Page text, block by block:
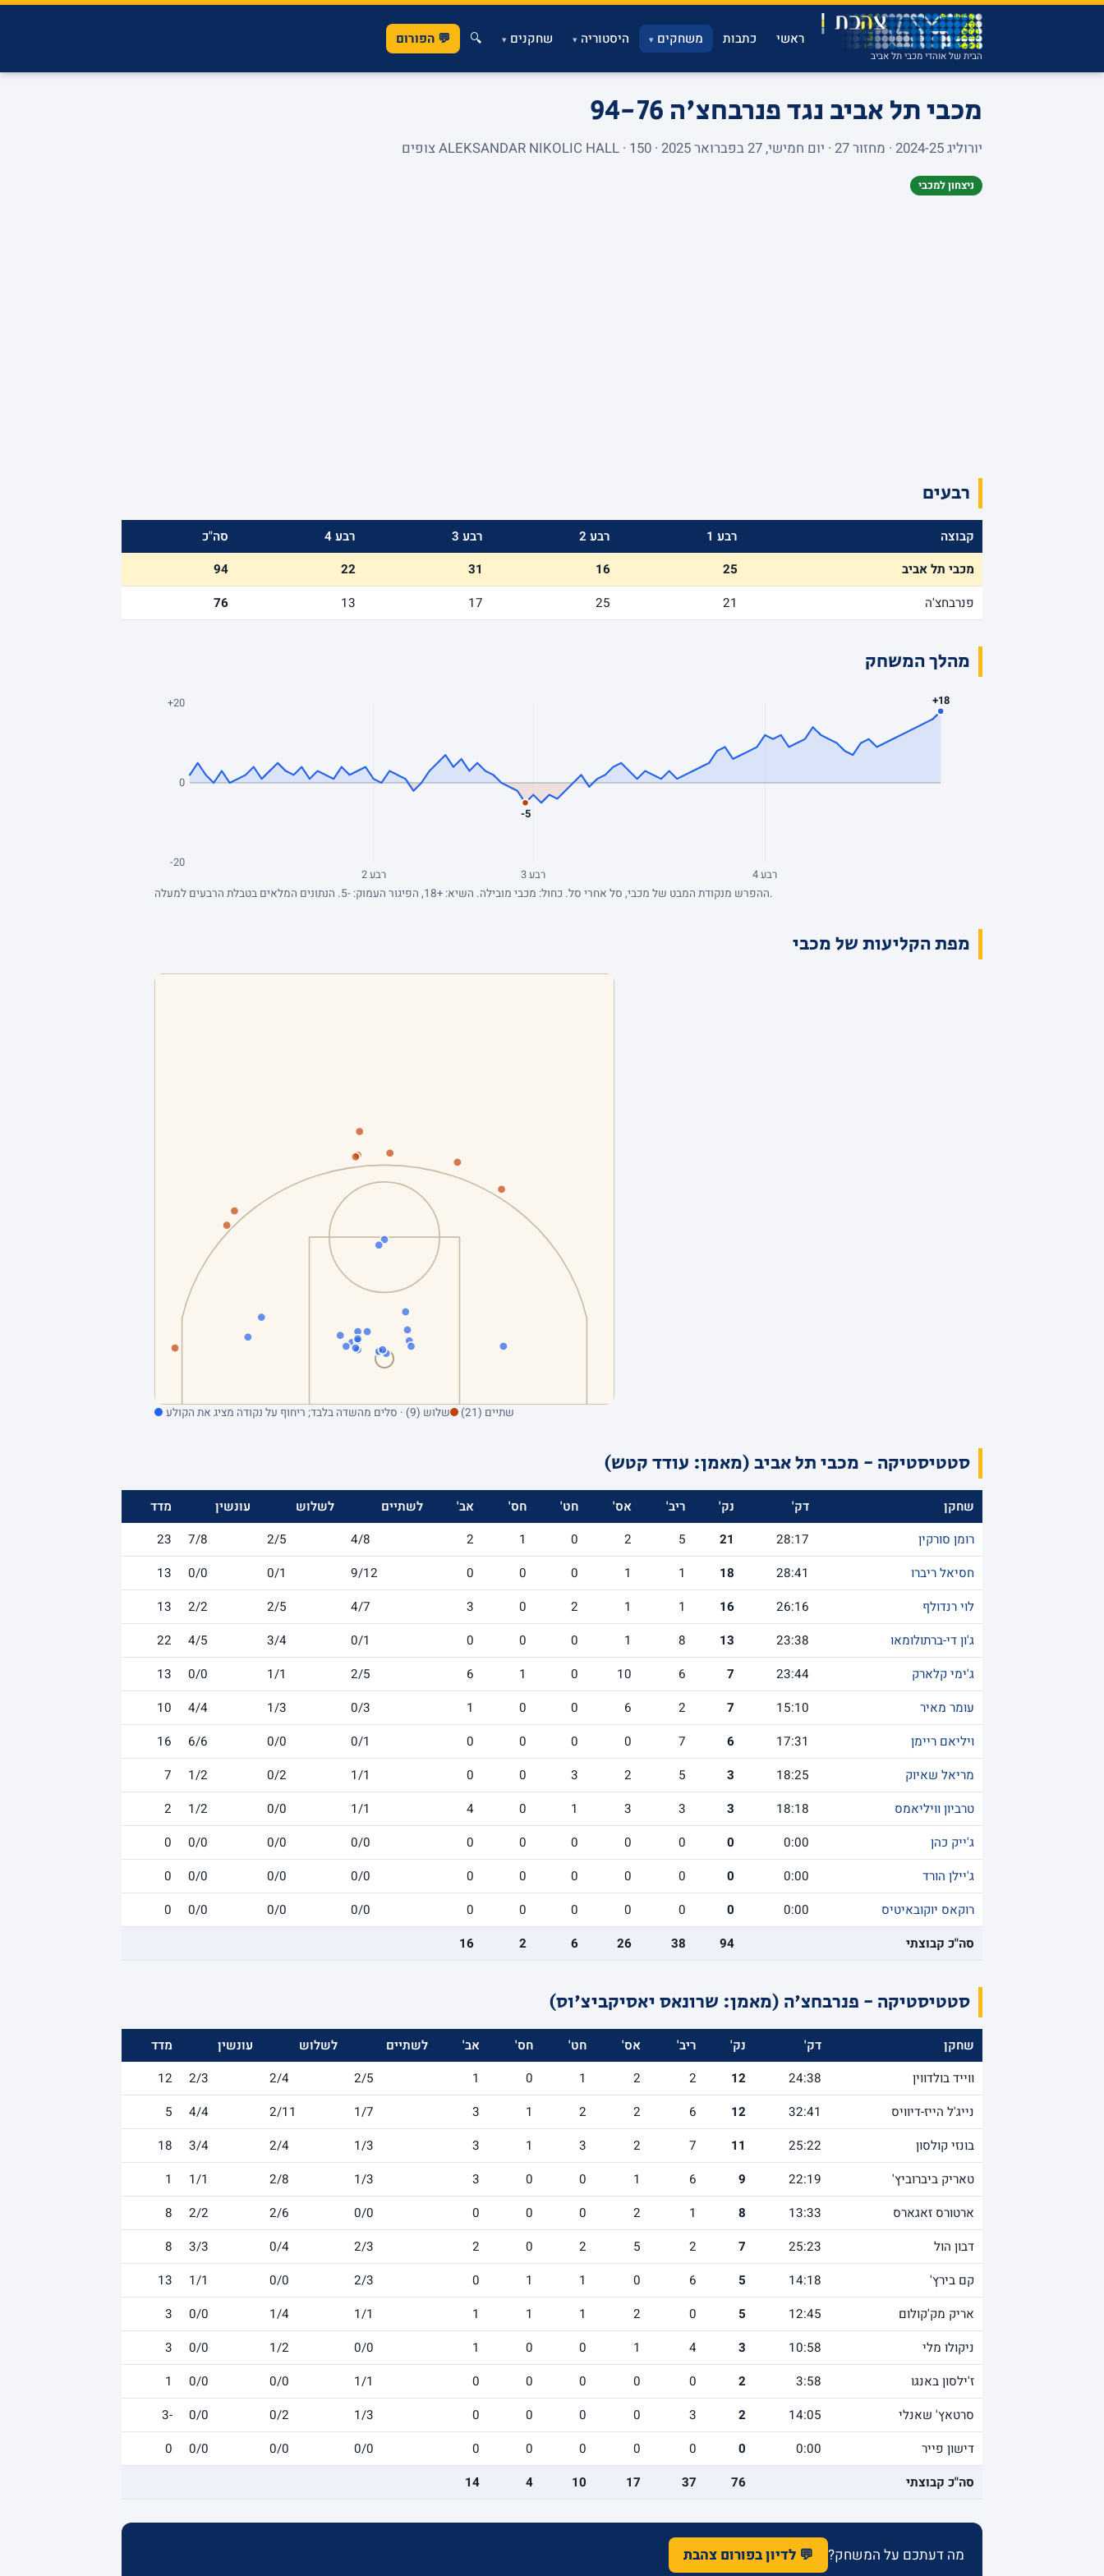
הבית של אוהדי מכבי תל אביב
ראשי כתבות משחקים▾ היסטוריה▾ שחקנים▾
🔍 💬 הפורום
מכבי תל אביב נגד פנרבחצ'ה 94-76
יורוליג 2024-25 · מחזור 27 · יום חמישי, 27 בפברואר 2025 · ALEKSANDAR NIKOLIC HALL · 150 צופים
ניצחון למכבי
רבעים
קבוצה רבע 1 רבע 2 רבע 3 רבע 4
סה"כ
מכבי תל אביב
25
16
31
22
94
פנרבחצ'ה
21
25
17
13
76
מהלך המשחק
+20
0
-20
+18
-5
רבע 2 רבע 3 רבע 4
ההפרש מנקודת המבט של מכבי, סל אחרי סל. כחול: מכבי מובילה. השיא: +18, הפיגור העמוק: -5. הנתונים המלאים בטבלת הרבעים למעלה.
מפת הקליעות של מכבי
שתיים (21) שלוש (9) · סלים מהשדה בלבד; ריחוף על נקודה מציג את הקולע
סטטיסטיקה - מכבי תל אביב (מאמן: עודד קטש)
שחקן דק' נק' ריב' אס' חט' חס' אב' לשתיים לשלוש עונשין
מדד
רומן סורקין
28:17
21
5
2
0
1
2
4/8
2/5
7/8
23
חסיאל ריברו
28:41
18
1
1
0
0
0
9/12
0/1
0/0
13
לוי רנדולף
26:16
16
1
1
2
0
3
4/7
2/5
2/2
13
ג'ון די-ברתולומאו
23:38
13
8
1
0
0
0
0/1
3/4
4/5
22
ג'ימי קלארק
23:44
7
6
10
0
1
6
2/5
1/1
0/0
13
עומר מאיר
15:10
7
2
6
0
0
1
0/3
1/3
4/4
10
ויליאם ריימן
17:31
6
7
0
0
0
0
0/1
0/0
6/6
16
מריאל שאיוק
18:25
3
5
2
3
0
0
1/1
0/2
1/2
7
טרביון וויליאמס
18:18
3
3
3
1
0
4
1/1
0/0
1/2
2
ג'ייק כהן
0:00
0
0
0
0
0
0
0/0
0/0
0/0
0
ג'יילן הורד
0:00
0
0
0
0
0
0
0/0
0/0
0/0
0
רוקאס יוקובאיטיס
0:00
0
0
0
0
0
0
0/0
0/0
0/0
0
סה"כ קבוצתי
94
38
26
6
2
16
סטטיסטיקה - פנרבחצ'ה (מאמן: שרונאס יאסיקביצ'וס)
שחקן דק' נק' ריב' אס' חט' חס' אב' לשתיים לשלוש עונשין
מדד
ווייד בולדווין
24:38
12
2
2
1
0
1
2/5
2/4
2/3
12
נייג'ל הייז-דיוויס
32:41
12
6
2
2
1
3
1/7
2/11
4/4
5
בונזי קולסון
25:22
11
7
2
3
1
3
1/3
2/4
3/4
18
טאריק ביברוביץ'
22:19
9
6
1
0
0
3
1/3
2/8
1/1
1
ארטורס זאגארס
13:33
8
1
2
0
0
0
0/0
2/6
2/2
8
דבון הול
25:23
7
2
5
2
0
2
2/3
0/4
3/3
8
קם בירץ'
14:18
5
6
0
1
1
0
2/3
0/0
1/1
13
אריק מק'קולום
12:45
5
0
2
1
1
1
1/1
1/4
0/0
3
ניקולו מלי
10:58
3
4
1
0
0
1
0/0
1/2
0/0
3
ז'ילסון באנגו
3:58
2
0
0
0
0
0
1/1
0/0
0/0
1
סרטאץ' שאנלי
14:05
2
3
0
0
0
0
1/3
0/2
0/0
-3
דישון פייר
0:00
0
0
0
0
0
0
0/0
0/0
0/0
0
סה"כ קבוצתי
76
37
17
10
4
14
מה דעתכם על המשחק? 💬 לדיון בפורום צהבת